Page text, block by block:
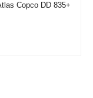
Copco DD 835+